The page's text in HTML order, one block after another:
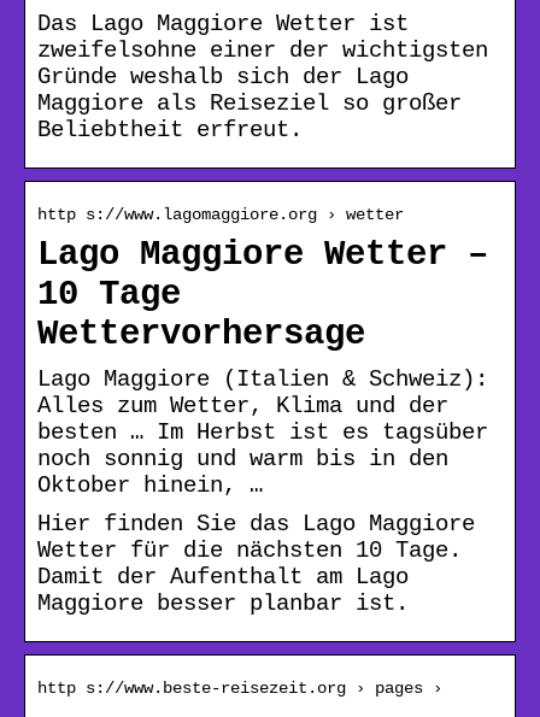
Das Lago Maggiore Wetter ist
zweifelsohne einer der wichtigsten
Gründe weshalb sich der Lago
Maggiore als Reiseziel so großer
Beliebtheit erfreut.
http s://www.lagomaggiore.org › wetter
Lago Maggiore Wetter –
10 Tage
Wettervorhersage
Lago Maggiore (Italien & Schweiz):
Alles zum Wetter, Klima und der
besten … Im Herbst ist es tagsüber
noch sonnig und warm bis in den
Oktober hinein, …
Hier finden Sie das Lago Maggiore
Wetter für die nächsten 10 Tage.
Damit der Aufenthalt am Lago
Maggiore besser planbar ist.
http s://www.beste-reisezeit.org › pages ›